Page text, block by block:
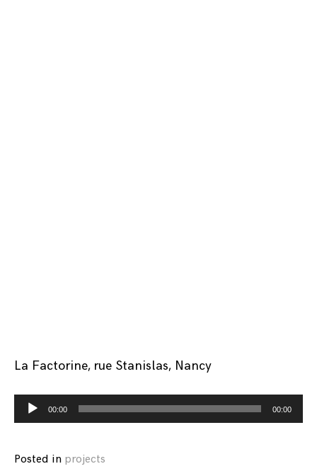
La Factorine, rue Stanislas, Nancy
Lecteur
audio
00:00 00:00
Posted in projects